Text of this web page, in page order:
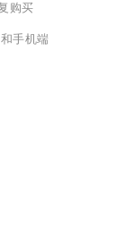
购买
手机端